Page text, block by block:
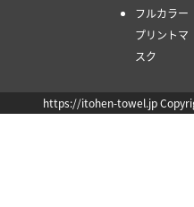
フルカラー
プリントマ
スク
https://itohen-towel.jp